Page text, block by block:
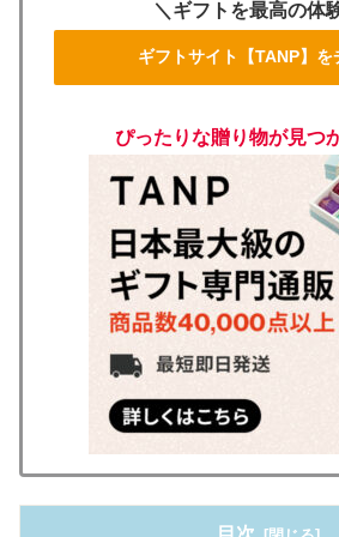
＼ギフトを最高の体
ギフトサイト【TANP】を
ぴったりな贈り物が見つ